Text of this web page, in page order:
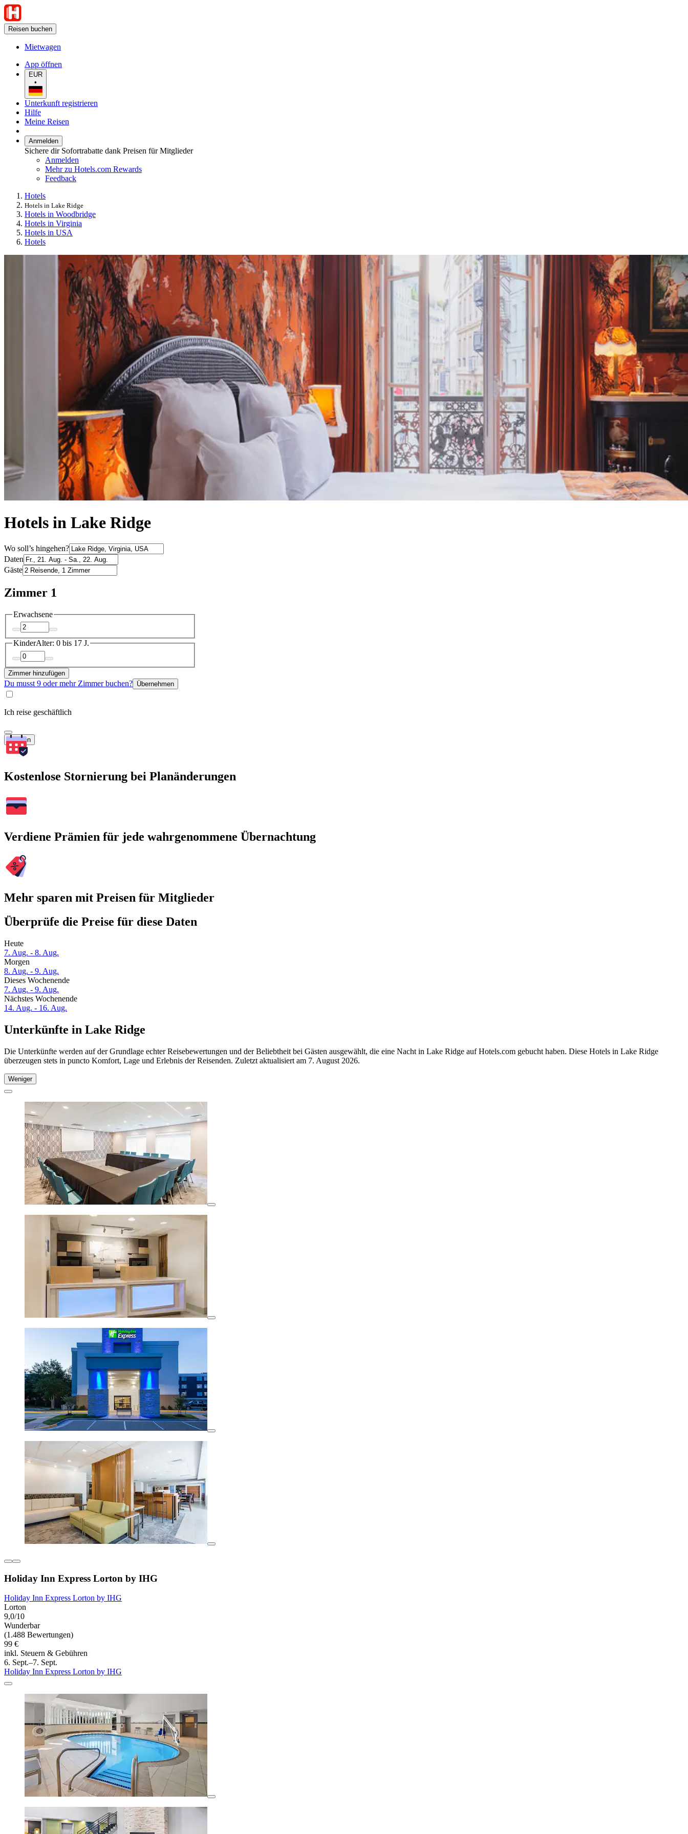
Reisen buchen
Mietwagen
App öffnen
EUR
•
Unterkunft registrieren
Hilfe
Meine Reisen
Anmelden
Sichere dir Sofortrabatte dank Preisen für Mitglieder
Anmelden
Mehr zu Hotels.com Rewards
Feedback
Hotels
Hotels in Lake Ridge
Hotels in Woodbridge
Hotels in Virginia
Hotels in USA
Hotels
Hotels in Lake Ridge
Wo soll’s hingehen?
Daten
Gäste
Zimmer 1
Erwachsene
KinderAlter: 0 bis 17 J.
Zimmer hinzufügen
Du musst 9 oder mehr Zimmer buchen? Übernehmen
Ich reise geschäftlich
Suchen
Kostenlose Stornierung bei Planänderungen
Verdiene Prämien für jede wahrgenommene Übernachtung
Mehr sparen mit Preisen für Mitglieder
Überprüfe die Preise für diese Daten
Heute
7. Aug. - 8. Aug.
Morgen
8. Aug. - 9. Aug.
Dieses Wochenende
7. Aug. - 9. Aug.
Nächstes Wochenende
14. Aug. - 16. Aug.
Unterkünfte in Lake Ridge
Die Unterkünfte werden auf der Grundlage echter Reisebewertungen und der Beliebtheit bei Gästen ausgewählt, die eine Nacht in Lake Ridge auf Hotels.com gebucht haben. Diese Hotels in Lake Ridge
überzeugen stets in puncto Komfort, Lage und Erlebnis der Reisenden. Zuletzt aktualisiert am 7. August 2026.
Weniger
Holiday Inn Express Lorton by IHG
Holiday Inn Express Lorton by IHG
Lorton
9,0/10
Wunderbar
(1.488 Bewertungen)
99 €
inkl. Steuern & Gebühren
6. Sept.–7. Sept.
Holiday Inn Express Lorton by IHG